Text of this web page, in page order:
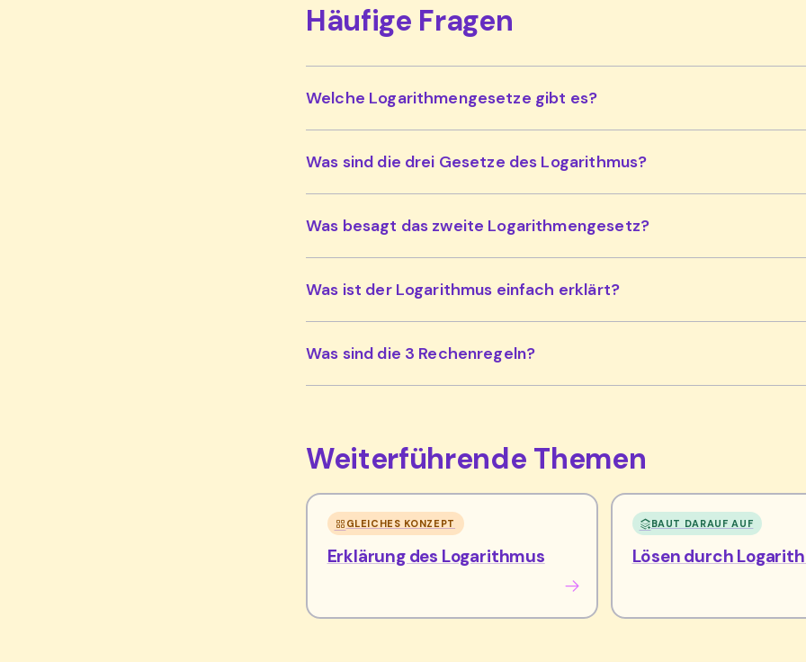
Häufige Fragen
Welche Logarithmengesetze gibt es?
Was sind die drei Gesetze des Logarithmus?
Was besagt das zweite Logarithmengesetz?
Was ist der Logarithmus einfach erklärt?
Was sind die 3 Rechenregeln?
Weiterführende Themen
GLEICHES KONZEPT
Erklärung des Logarithmus
BAUT DARAUF AUF
Lösen durch